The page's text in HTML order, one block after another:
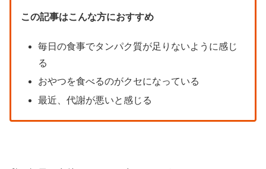
この記事はこんな方におすすめ
毎日の食事でタンパク質が足りないように感じ
る
おやつを食べるのがクセになっている
最近、代謝が悪いと感じる